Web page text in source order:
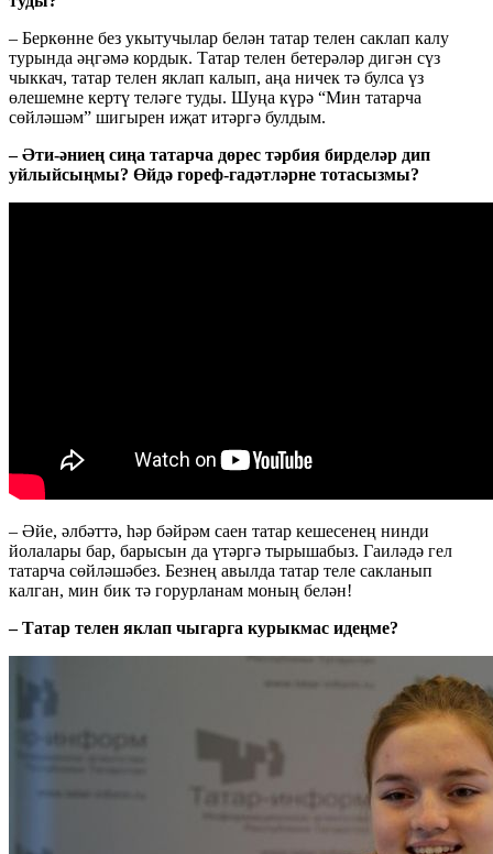
– Беркөнне без укытучылар белән татар телен саклап калу
турында әңгәмә кордык. Татар телен бетерәләр дигән сүз
чыккач, татар телен яклап калып, аңа ничек тә булса үз
өлешемне кертү теләге туды. Шуңа күрә “Мин татарча
сөйләшәм” шигырен иҗат итәргә булдым.
– Əти-əниең сиңа татарча дөрес тəрбия бирделəр дип
уйлыйсыңмы? Өйдə гореф-гадəтлəрне тотасызмы?
– Әйе, әлбәттә, һәр бәйрәм саен татар кешесенең нинди
йолалары бар, барысын да үтәргә тырышабыз. Гаиләдә гел
татарча сөйләшәбез. Безнең авылда татар теле сакланып
калган, мин бик тә горурланам моның белән!
– Татар телен яклап чыгарга курыкмас идеңме?